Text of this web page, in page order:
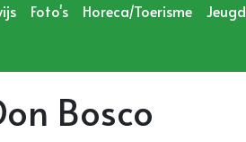
Foto's Horeca/Toerisme Jeugd
Bosco